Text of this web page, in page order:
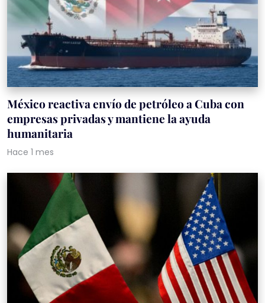
México reactiva envío de petróleo a Cuba con
empresas privadas y mantiene la ayuda
humanitaria
Hace 1 mes